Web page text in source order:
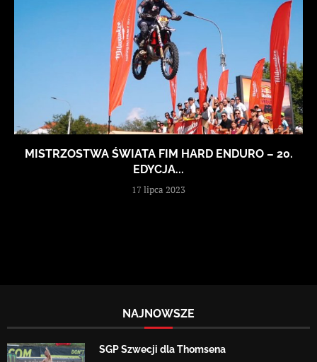
MISTRZOSTWA ŚWIATA FIM HARD ENDURO – 20.
EDYCJA...
17 lipca 2023
NAJNOWSZE
SGP Szwecji dla Thomsena